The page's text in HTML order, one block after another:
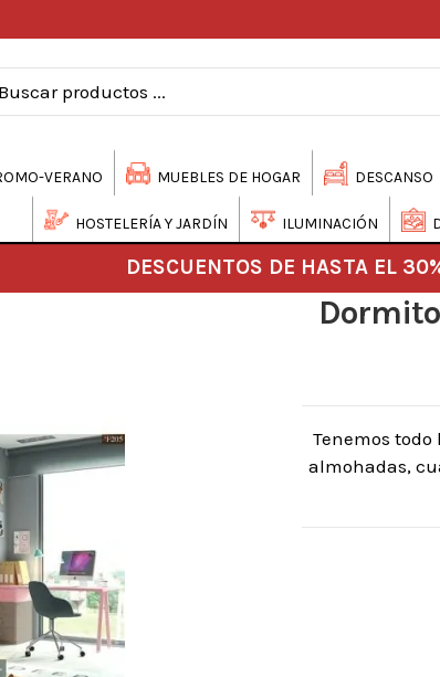
VERANO MUEBLES DE HOGAR DESCANSO
HOSTELERÍA Y JARDÍN ILUMINACIÓN
DESCUENTOS DE HASTA EL
Tenemos
almohadas,